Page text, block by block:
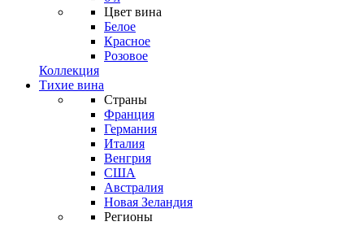
Цвет вина
Белое
Красное
Розовое
Коллекция
Тихие вина
Страны
Франция
Германия
Италия
Венгрия
США
Австралия
Новая Зеландия
Регионы